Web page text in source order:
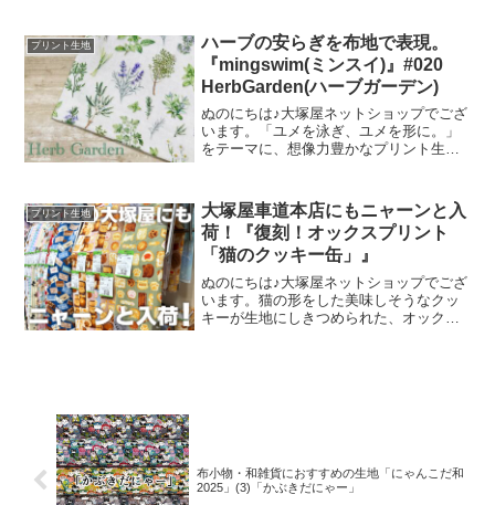
開されています。cotori cotori
プリント生地
ハーブの安らぎを布地で表現。
『mingswim(ミンスイ)』#020
HerbGarden(ハーブガーデン)
ぬのにちは♪大塚屋ネットショップでござ
います。「ユメを泳ぎ、ユメを形に。」
をテーマに、想像力豊かなプリント生地
集ページよりご覧いただけます。＼
mingswi
プリント生地
大塚屋車道本店にもニャーンと入
荷！『復刻！オックスプリント
「猫のクッキー缶」』
ぬのにちは♪大塚屋ネットショップでござ
います。猫の形をした美味しそうなクッ
キーが生地にしきつめられた、オックス
布小物・和雑貨におすすめの生地「にゃんこだ和
2025」(3)「かぶきだにゃー」